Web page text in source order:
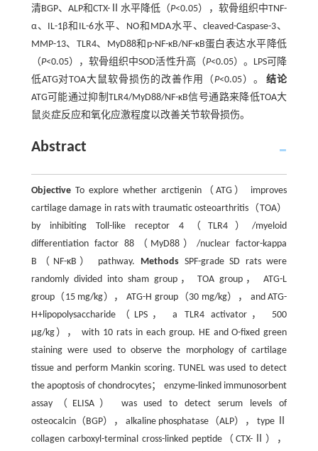
清BGP、ALP和CTX-Ⅱ水平降低（P<0.05），软骨组织中TNF-
α、IL-1β和IL-6水平、NO和MDA水平、cleaved-Caspase-3、
MMP-13、TLR4、MyD88和p-NF-κB/NF-κB蛋白表达水平降低
（P<0.05），软骨组织中SOD活性升高（P<0.05）。LPS可降
低ATG对TOA大鼠软骨损伤的改善作用（P<0.05）。结论
ATG可能通过抑制TLR4/MyD88/NF-κB信号通路来降低TOA大
鼠炎症反应和氧化应激程度以改善关节软骨损伤。
Abstract
ObjectiveTo explore whether arctigenin（ATG） improves
cartilage damage in rats with traumatic osteoarthritis（TOA）
by inhibiting Toll-like receptor 4（TLR4）/myeloid
differentiation factor 88（MyD88）/nuclear factor-kappa
B（NF-κB） pathway. Methods SPF-grade SD rats were
randomly divided into sham group， TOA group， ATG-L
group（15 mg/kg）， ATG-H group（30 mg/kg）， and ATG-
H+lipopolysaccharide（LPS， a TLR4 activator， 500
μg/kg）， with 10 rats in each group. HE and O-fixed green
staining were used to observe the morphology of cartilage
tissue and perform Mankin scoring. TUNEL was used to detect
the apoptosis of chondrocytes； enzyme-linked immunosorbent
assay（ELISA） was used to detect serum levels of
osteocalcin（BGP）， alkaline phosphatase（ALP）， type Ⅱ
collagen carboxyl-terminal cross-linked peptide（CTX-Ⅱ），